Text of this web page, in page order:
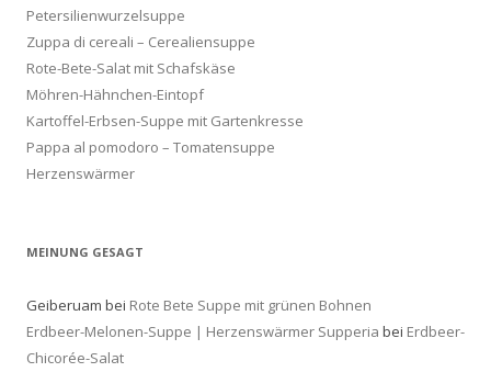
Petersilienwurzelsuppe
Zuppa di cereali – Cerealiensuppe
Rote-Bete-Salat mit Schafskäse
Möhren-Hähnchen-Eintopf
Kartoffel-Erbsen-Suppe mit Gartenkresse
Pappa al pomodoro – Tomatensuppe
Herzenswärmer
MEINUNG GESAGT
Geiberuam bei Rote Bete Suppe mit grünen Bohnen
Erdbeer-Melonen-Suppe | Herzenswärmer Supperia bei Erdbeer-
Chicorée-Salat